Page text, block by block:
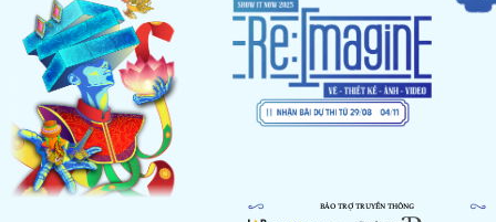
BẢO TRỢ TRUYỀN THÔNG